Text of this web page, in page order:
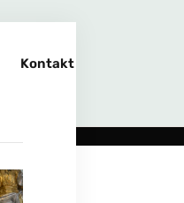
Kontakt